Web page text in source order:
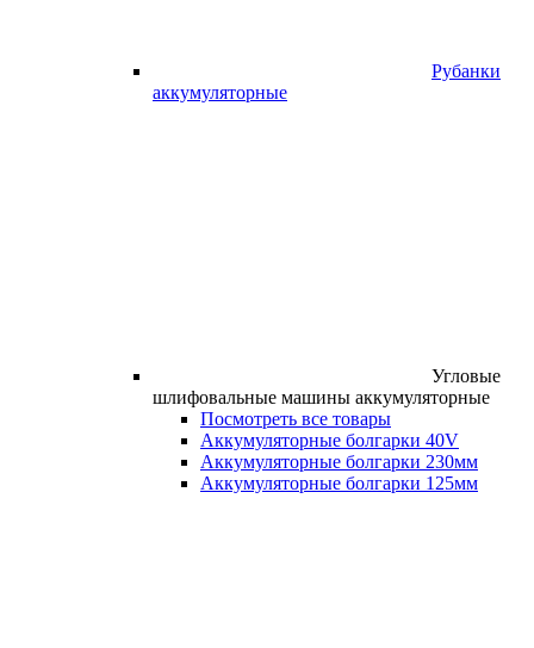
Рубанки
аккумуляторные
Угловые
шлифовальные машины аккумуляторные
Посмотреть все товары
Аккумуляторные болгарки 40V
Аккумуляторные болгарки 230мм
Аккумуляторные болгарки 125мм